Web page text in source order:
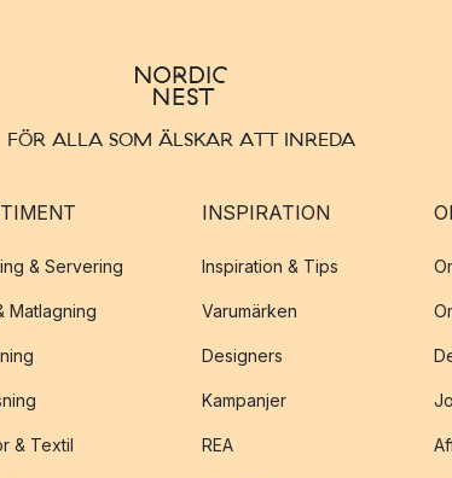
FÖR ALLA SOM ÄLSKAR ATT INREDA
& Servering
Matlagning
& Textil
INSPIRATION
Inspiration & Tips
Varumärken
Designers
Kampanjer
REA